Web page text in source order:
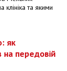
та якими
як
на передовій